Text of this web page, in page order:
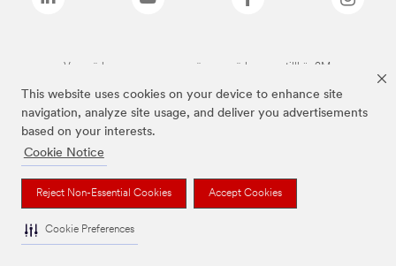
This website uses cookies on your device to enhance site
navigation, analyze site usage, and deliver you advertisements
based on your interests.
Cookie Notice
Reject Non-Essential Cookies Accept Cookies
Cookie Preferences
Varumärken som anges ovan är varumärken som tillhör 3M.